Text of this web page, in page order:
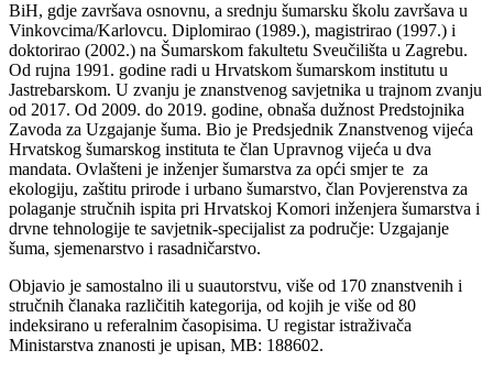
BiH, gdje završava osnovnu, a srednju šumarsku školu završava u
Vinkovcima/Karlovcu. Diplomirao (1989.), magistrirao (1997.) i
doktorirao (2002.) na Šumarskom fakultetu Sveučilišta u Zagrebu.
Od rujna 1991. godine radi u Hrvatskom šumarskom institutu u
Jastrebarskom. U zvanju je znanstvenog savjetnika u trajnom zvanju
od 2017. Od 2009. do 2019. godine, obnaša dužnost Predstojnika
Zavoda za Uzgajanje šuma. Bio je Predsjednik Znanstvenog vijeća
Hrvatskog šumarskog instituta te član Upravnog vijeća u dva
mandata. Ovlašteni je inženjer šumarstva za opći smjer te za
ekologiju, zaštitu prirode i urbano šumarstvo, član Povjerenstva za
polaganje stručnih ispita pri Hrvatskoj Komori inženjera šumarstva i
drvne tehnologije te savjetnik-specijalist za područje: Uzgajanje
šuma, sjemenarstvo i rasadničarstvo.
Objavio je samostalno ili u suautorstvu, više od 170 znanstvenih i
stručnih članaka različitih kategorija, od kojih je više od 80
indeksirano u referalnim časopisima. U registar istraživača
Ministarstva znanosti je upisan, MB: 188602.